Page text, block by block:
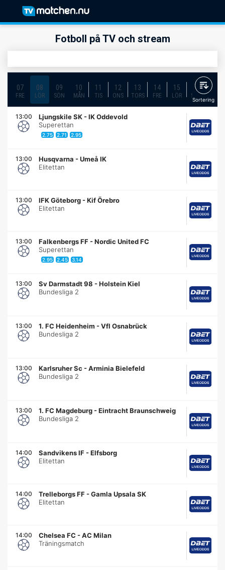
Fotboll på TV och stream
07
FRE
08
LÖR
09
SÖN
10
MÅN
11
TIS
12
ONS
13
TORS
14
FRE
15
LÖR
16
SÖN
Sortering
13:00 Ljungskile SK -IK Oddevold
Superettan
2.75 2.71 2.95
13:00 Husqvarna -Umeå IK
Elitettan
13:00 IFK Göteborg -Kif Örebro
Elitettan
13:00 Falkenbergs FF -Nordic United FC
Superettan
2.95 2.45 3.14
13:00 Sv Darmstadt 98 -Holstein Kiel
Bundesliga 2
13:00 1. FC Heidenheim -Vfl Osnabrück
Bundesliga 2
13:00 Karlsruher Sc -Arminia Bielefeld
Bundesliga 2
13:00 1. FC Magdeburg -Eintracht Braunschweig
Bundesliga 2
14:00 Sandvikens IF -Elfsborg
Elitettan
14:00 Trelleborgs FF -Gamla Upsala SK
Elitettan
14:00 Chelsea FC -AC Milan
Träningsmatch